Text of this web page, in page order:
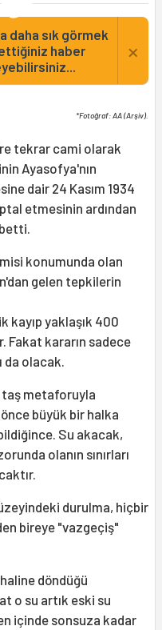
daha sık görmek
haber
×
*Fotoğraf: AA (Arşiv).
tekrar cami olarak
Ayasofya'nın
dair 24 Kasım 1934
etmesinin ardından
konumunda olan
gelen tepkilerin
kayıp yaklaşık 400
Fakat kararın sadece
da olacak.
taş metaforuyla
büyük bir halka
Su akacak,
olanın sınırları
durulma, hiçbir
bireye "vazgeçiş"
döndüğü
o su artık eski su
içinde sonsuza kadar